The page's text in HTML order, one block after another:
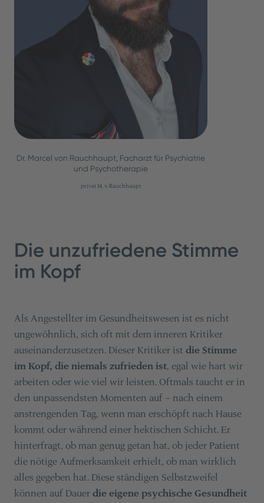
Dr. Marcel von Rauchhaupt, Facharzt für Psychiatrie
und Psychotherapie
privat M. v. Rauchhaupt
Die unzufriedene Stimme
im Kopf
Als Angestellter im Gesundheitswesen ist es nicht
ungewöhnlich, sich oft mit dem inneren Kritiker
auseinanderzusetzen. Dieser Kritiker ist die Stimme
im Kopf, die niemals zufrieden ist, egal wie hart wir
arbeiten oder wie viel wir leisten. Oftmals taucht er in
den unpassendsten Momenten auf – nach einem
anstrengenden Tag, wenn man erschöpft nach Hause
kommt oder während einer hektischen Schicht. Er
hinterfragt, ob man genug getan hat, ob jeder Patient
die nötige Aufmerksamkeit erhielt, ob man wirklich
alles gegeben hat. Diese ständigen Selbstzweifel
können auf Dauer die eigene psychische Gesundheit